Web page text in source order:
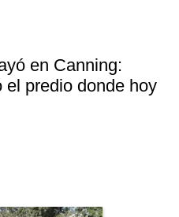
en Canning:
el predio donde hoy